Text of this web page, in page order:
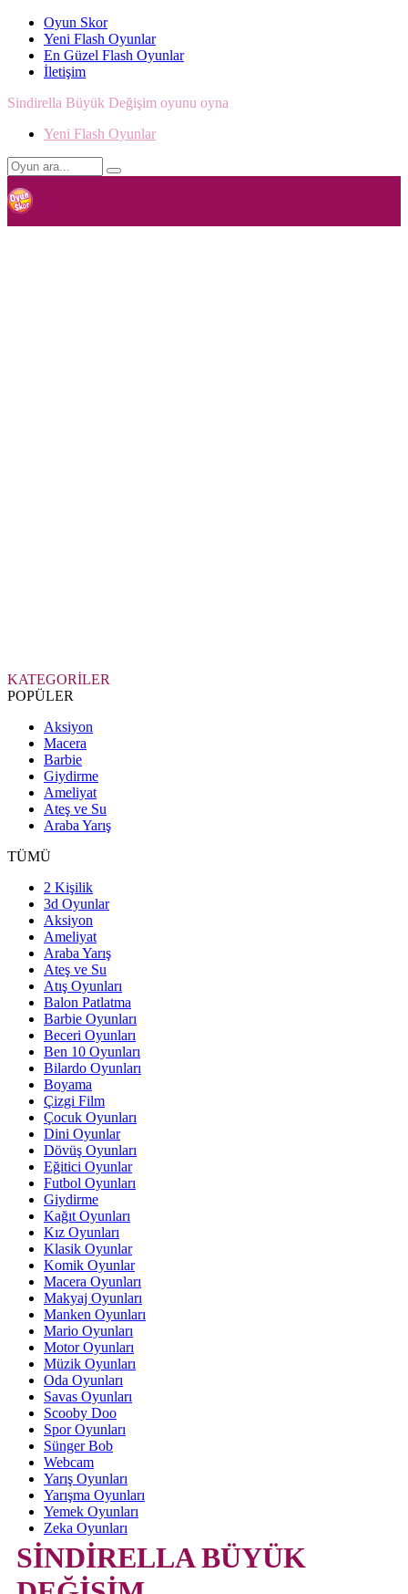
Oyun Skor
Yeni Flash Oyunlar
En Güzel Flash Oyunlar
İletişim
Sindirella Büyük Değişim oyunu oyna
Yeni Flash Oyunlar
KATEGORİLER
POPÜLER
Aksiyon
Macera
Barbie
Giydirme
Ameliyat
Ateş ve Su
Araba Yarış
TÜMÜ
2 Kişilik
3d Oyunlar
Aksiyon
Ameliyat
Araba Yarış
Ateş ve Su
Atış Oyunları
Balon Patlatma
Barbie Oyunları
Beceri Oyunları
Ben 10 Oyunları
Bilardo Oyunları
Boyama
Çizgi Film
Çocuk Oyunları
Dini Oyunlar
Dövüş Oyunları
Eğitici Oyunlar
Futbol Oyunları
Giydirme
Kağıt Oyunları
Kız Oyunları
Klasik Oyunlar
Komik Oyunlar
Macera Oyunları
Makyaj Oyunları
Manken Oyunları
Mario Oyunları
Motor Oyunları
Müzik Oyunları
Oda Oyunları
Savas Oyunları
Scooby Doo
Spor Oyunları
Sünger Bob
Webcam
Yarış Oyunları
Yarışma Oyunları
Yemek Oyunları
Zeka Oyunları
SİNDİRELLA BÜYÜK